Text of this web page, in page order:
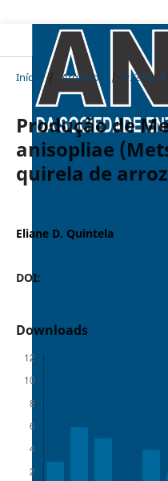
Início / Arquivos / v. 23 n.
Produção de
anisopliae
quirela de arroz
Eliane D. Quintela
DOI:
Downloads